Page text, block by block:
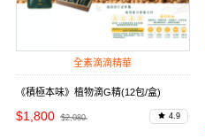
全素滴滴精華
《積極本味》植物滴G精(12包/盒)
$1,800 $2,080 4.9